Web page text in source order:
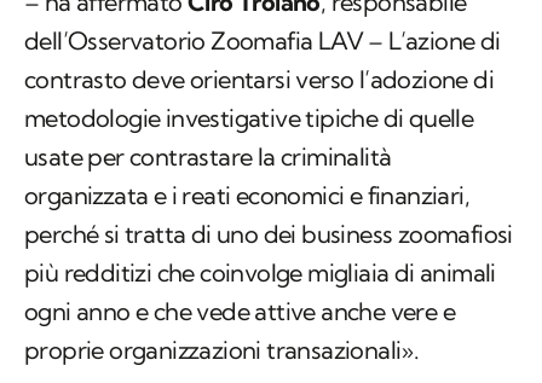
dell’Osservatorio Zoomafia LAV – L’azione di
contrasto deve orientarsi verso l’adozione di
metodologie investigative tipiche di quelle
usate per contrastare la criminalità
organizzata e i reati economici e finanziari,
perché si tratta di uno dei business zoomafiosi
più redditizi che coinvolge migliaia di animali
ogni anno e che vede attive anche vere e
proprie organizzazioni transazionali».